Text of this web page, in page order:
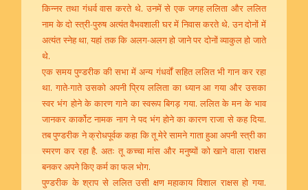
किन्नर तथा गंधर्व वास करते थे. उनमें से एक जगह ललिता और ललित
नाम के दो स्त्री-पुरुष अत्यंत वैभवशाली घर में निवास करते थे. उन दोनों में
अत्यंत स्नेह था, यहां तक कि अलग-अलग हो जाने पर दोनों व्याकुल हो जाते
थे.
एक समय पुण्डरीक की सभा में अन्य गंधर्वों सहित ललित भी गान कर रहा
था. गाते-गाते उसको अपनी प्रिय ललिता का ध्यान आ गया और उसका
स्वर भंग होने के कारण गाने का स्वरूप बिगड़ गया. ललित के मन के भाव
जानकर कार्कोट नामक नाग ने पद भंग होने का कारण राजा से कह दिया.
तब पुण्डरीक ने क्रोधपूर्वक कहा कि तू मेरे सामने गाता हुआ अपनी स्त्री का
स्मरण कर रहा है. अतः तू कच्चा मांस और मनुष्यों को खाने वाला राक्षस
बनकर अपने किए कर्म का फल भोग.
पुण्डरीक के श्राप से ललित उसी क्षण महाकाय विशाल राक्षस हो गया.